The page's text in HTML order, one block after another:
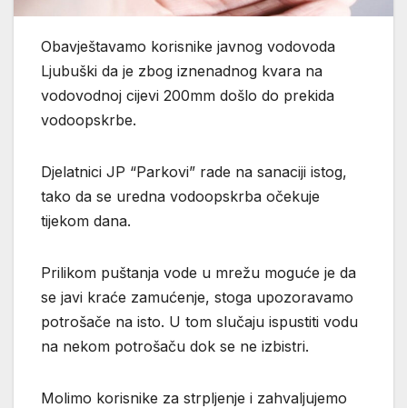
Obavještavamo korisnike javnog vodovoda
Ljubuški da je zbog iznenadnog kvara na
vodovodnoj cijevi 200mm došlo do prekida
vodoopskrbe.
Djelatnici JP “Parkovi” rade na sanaciji istog,
tako da se uredna vodoopskrba očekuje
tijekom dana.
Prilikom puštanja vode u mrežu moguće je da
se javi kraće zamućenje, stoga upozoravamo
potrošače na isto. U tom slučaju ispustiti vodu
na nekom potrošaču dok se ne izbistri.
Molimo korisnike za strpljenje i zahvaljujemo